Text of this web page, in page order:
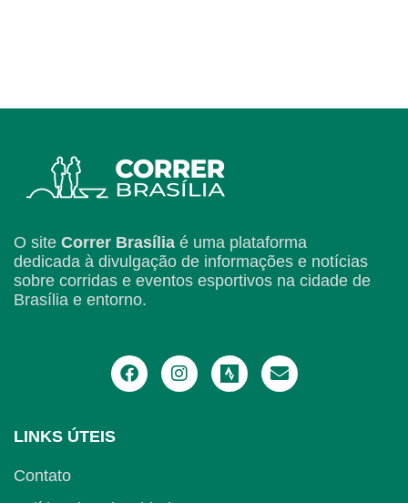
O site Correr Brasília é uma plataforma
dedicada à divulgação de informações e notícias
sobre corridas e eventos esportivos na cidade de
Brasília e entorno.
LINKS ÚTEIS
Contato